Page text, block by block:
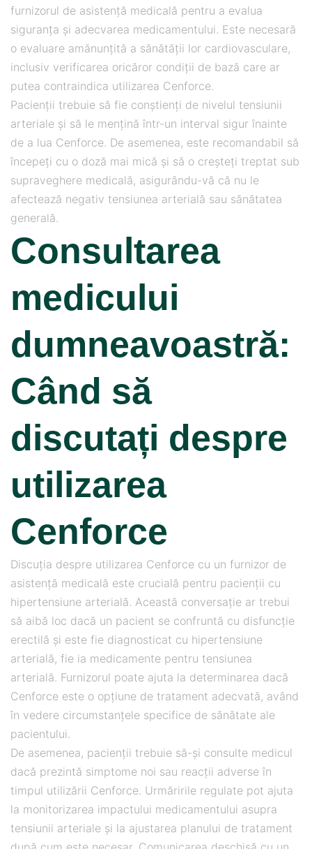
furnizorul de asistență medicală pentru a evalua
siguranța și adecvarea medicamentului. Este necesară
o evaluare amănunțită a sănătății lor cardiovasculare,
inclusiv verificarea oricăror condiții de bază care ar
putea contraindica utilizarea Cenforce.
Pacienții trebuie să fie conștienți de nivelul tensiunii
arteriale și să le mențină într-un interval sigur înainte
de a lua Cenforce. De asemenea, este recomandabil să
începeți cu o doză mai mică și să o creșteți treptat sub
supraveghere medicală, asigurându-vă că nu le
afectează negativ tensiunea arterială sau sănătatea
generală.
Consultarea
medicului
dumneavoastră:
Când să
discutați despre
utilizarea
Cenforce
Discuția despre utilizarea Cenforce cu un furnizor de
asistență medicală este crucială pentru pacienții cu
hipertensiune arterială. Această conversație ar trebui
să aibă loc dacă un pacient se confruntă cu disfuncție
erectilă și este fie diagnosticat cu hipertensiune
arterială, fie ia medicamente pentru tensiunea
arterială. Furnizorul poate ajuta la determinarea dacă
Cenforce este o opțiune de tratament adecvată, având
în vedere circumstanțele specifice de sănătate ale
pacientului.
De asemenea, pacienții trebuie să-și consulte medicul
dacă prezintă simptome noi sau reacții adverse în
timpul utilizării Cenforce. Urmăririle regulate pot ajuta
la monitorizarea impactului medicamentului asupra
tensiunii arteriale și la ajustarea planului de tratament